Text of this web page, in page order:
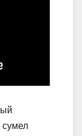
сумел